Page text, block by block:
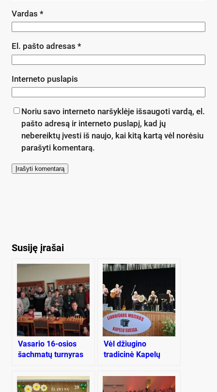
Vardas *
El. pašto adresas *
Interneto puslapis
Noriu savo interneto naršyklėje išsaugoti vardą, el.
pašto adresą ir interneto puslapį, kad jų
nebereiktų įvesti iš naujo, kai kitą kartą vėl norėsiu
parašyti komentarą.
Susiję įrašai
Vasario 16-osios
šachmatų turnyras
Vėl džiugino
tradicinė Kapelų